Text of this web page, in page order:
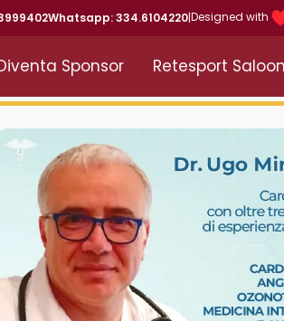
Whatsapp: 334.6104220|Designed with
Sponsor
Retesport Saloon